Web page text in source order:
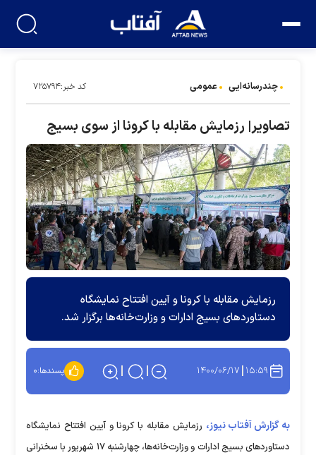
چندرسانه‌ایی عمومی کد خبر:۷۲۵۷۹۴
تصاویر| رزمایش مقابله با کرونا از سوی بسیج
رزمایش مقابله با کرونا و آیین افتتاح نمایشگاه
دستاورد‌های بسیج ادارات و وزارت‌خانه‌ها برگزار شد.
۱۵:۵۹ ۱۴۰۰/۰۶/۱۷ پسندها:۰
به گزارش آفتاب نیوز، رزمایش مقابله با کرونا و آیین افتتاح نمایشگاه
دستاوردهای بسیج ادارات و وزارت‌خانه‌ها، چهارشنبه ۱۷ شهریور با سخنرانی